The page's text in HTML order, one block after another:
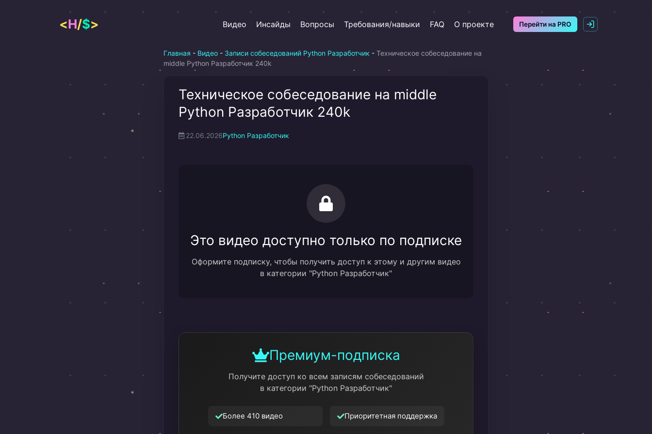
содержимому
<H/$> Видео Инсайды Вопросы Требования/навыки FAQ О проекте Перейти на PRO
Главная - Видео - Записи собеседований Python Разработчик - Техническое собеседование на
middle Python Разработчик 240k
Техническое собеседование на middle
Python Разработчик 240k
22.06.2026Python Разработчик
Это видео доступно только по подписке
Оформите подписку, чтобы получить доступ к этому и другим видео
в категории "Python Разработчик"
Премиум-подписка
Получите доступ ко всем записям собеседований
в категории "Python Разработчик"
Более 410 видео Приоритетная поддержка